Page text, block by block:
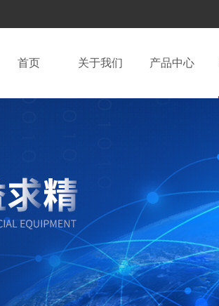
首页 关于我们 产品中心